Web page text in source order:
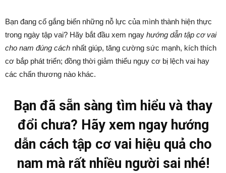
Bạn đang cố gắng biến những nỗ lực của mình thành hiện thực
trong ngày tập vai? Hãy bắt đầu xem ngay hướng dẫn tập cơ vai
cho nam đúng cách nhất giúp, tăng cường sức mạnh, kích thích
cơ bắp phát triển; đồng thời giảm thiểu nguy cơ bị lệch vai hay
các chấn thương nào khác.
Bạn đã sẵn sàng tìm hiểu và thay
đổi chưa? Hãy xem ngay hướng
dẫn cách tập cơ vai hiệu quả cho
nam mà rất nhiều người sai nhé!